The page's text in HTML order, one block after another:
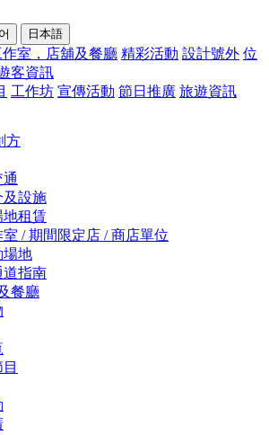
日本語
作室，店舖及餐廳 精彩活動 設計號外 位
客資訊
工作坊 宣傳活動 節日推廣 旅遊資訊
方
及設施
地租賃
/ 期間限定店 / 商店單位
場地
道指南
餐廳